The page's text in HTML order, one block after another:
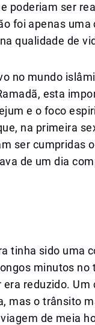
poderiam ser
foi apenas
qualidade de
no mundo
esta
e o foco
na primeira
ser cumpridas
de um dia
tinha sido uma
minutos no
reduzido.
mas o trânsito
de meia